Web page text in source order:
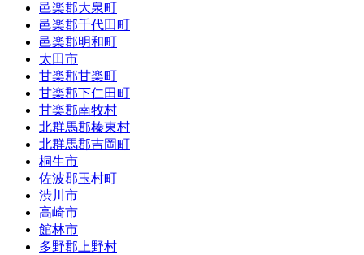
邑楽郡大泉町
邑楽郡千代田町
邑楽郡明和町
太田市
甘楽郡甘楽町
甘楽郡下仁田町
甘楽郡南牧村
北群馬郡榛東村
北群馬郡吉岡町
桐生市
佐波郡玉村町
渋川市
高崎市
館林市
多野郡上野村